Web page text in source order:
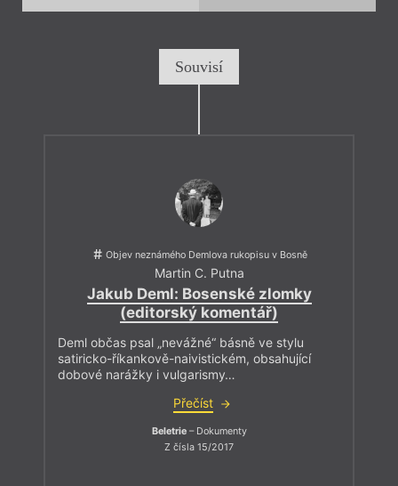
Souvisí
Objev neznámého Demlova rukopisu v Bosně
Martin C. Putna
Jakub Deml: Bosenské zlomky
(editorský komentář)
Deml občas psal „nevážné“ básně ve stylu
satiricko-říkankově-naivistickém, obsahující
dobové narážky i vulgarismy…
Přečíst
Beletrie– Dokumenty
Z čísla 15/2017